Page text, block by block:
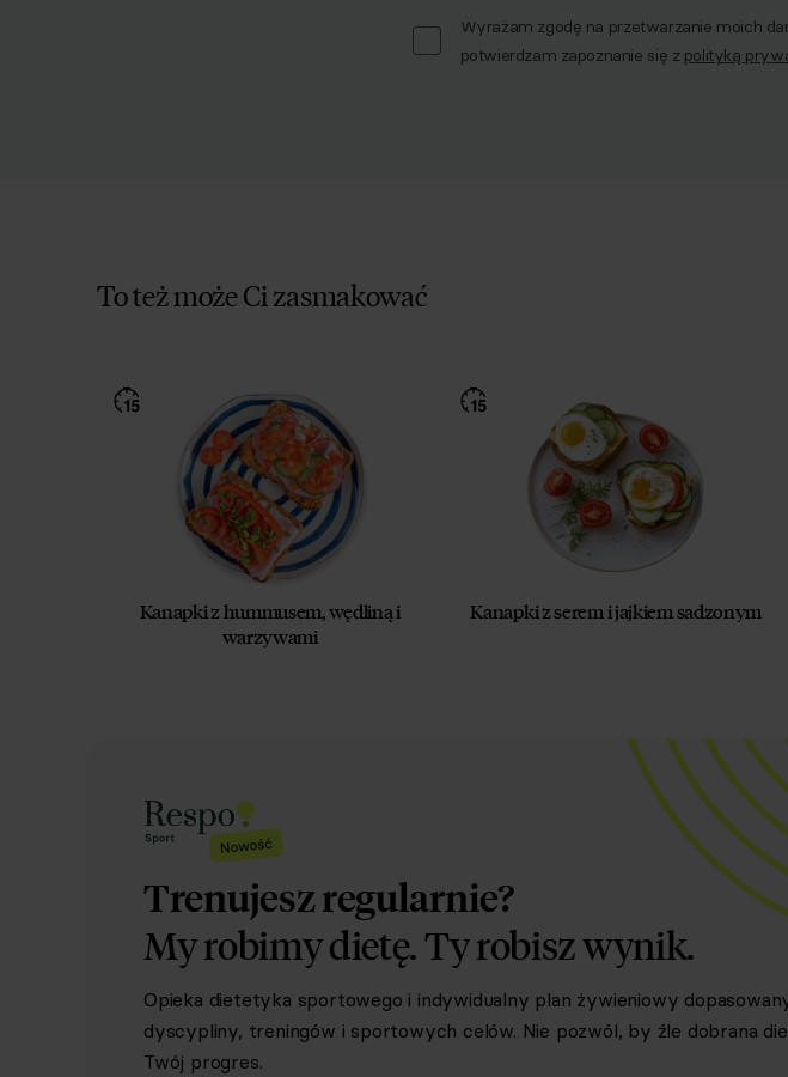
Wyrażam zgodę na przetwarzanie moich
potwierdzam zapoznanie się z polityką
To też może Ci zasmakować
Kanapki z hummusem, wędliną i
warzywami
Kanapki z serem i jajkiem sadzonym
Trenujesz regularnie?
My robimy dietę.Ty robisz wynik.
Opieka dietetyka sportowego i indywidualny plan żywieniowy
dyscypliny, treningów i sportowych celów. Nie pozwól, by źle dobrana
Twój progres.